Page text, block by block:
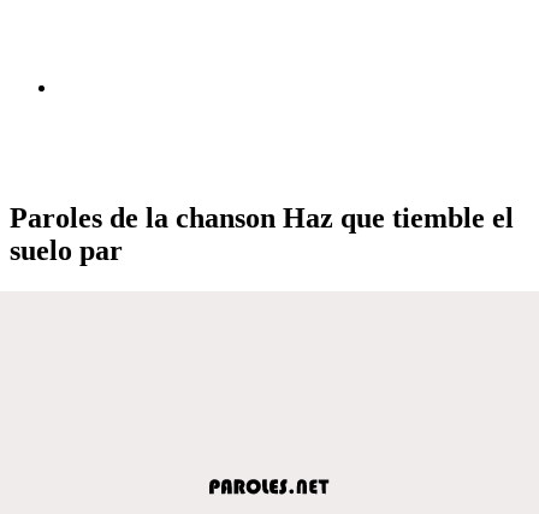
Paroles de la chanson Haz que tiemble el
suelo par